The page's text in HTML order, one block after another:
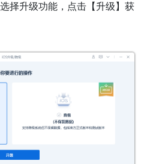
择升级功能，点击【升级】获